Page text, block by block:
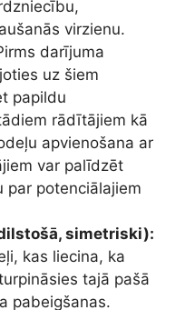
virzienu.
darījuma
uz šiem
papildu
rādītājiem kā
apvienošana ar
var palīdzēt
par potenciālajiem
simetriski):
kas liecina, ka
tajā pašā
pabeigšanas.